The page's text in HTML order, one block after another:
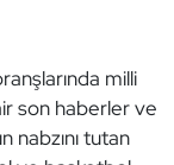
milli
son haberler ve
nabzını tutan